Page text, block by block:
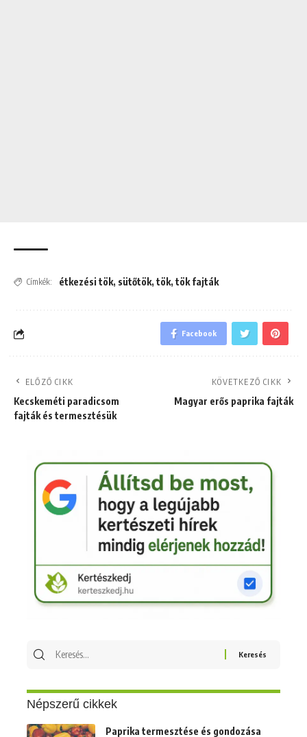
Címkék: étkezési tök, sütőtök, tök, tök fajták
Facebook
ELŐZŐ CIKK
Kecskeméti paradicsom
fajták és termesztésük
KÖVETKEZŐ CIKK
Magyar erős paprika fajták
Keresés
Népszerű cikkek
Paprika termesztése és gondozása